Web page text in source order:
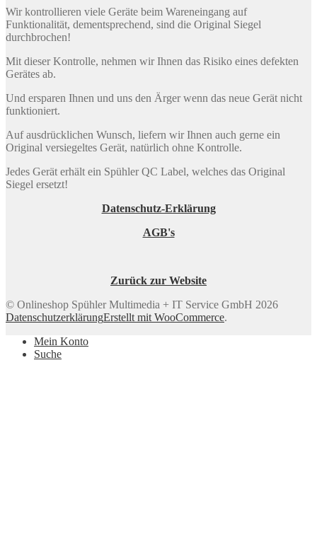
Wir kontrollieren viele Geräte beim Wareneingang auf
Funktionalität, dementsprechend, sind die Original Siegel
durchbrochen!
Mit dieser Kontrolle, nehmen wir Ihnen das Risiko eines defekten
Gerätes ab.
Und ersparen Ihnen und uns den Ärger wenn das neue Gerät nicht
funktioniert.
Auf ausdrücklichen Wunsch, liefern wir Ihnen auch gerne ein
Original versiegeltes Gerät, natürlich ohne Kontrolle.
Jedes Gerät erhält ein Spühler QC Label, welches das Original
Siegel ersetzt!
Datenschutz-Erklärung
AGB's
Zurück zur Website
© Onlineshop Spühler Multimedia + IT Service GmbH 2026
DatenschutzerklärungErstellt mit WooCommerce.
Mein Konto
Suche